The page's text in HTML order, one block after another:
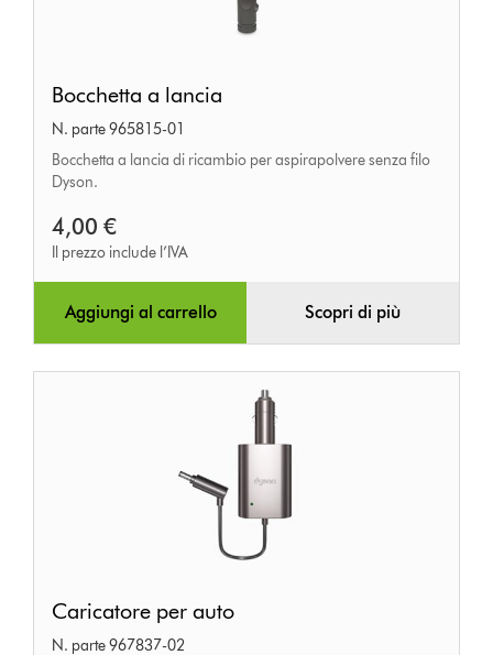
a
lancia
Bocchetta a lancia
N. parte 965815-01
Bocchetta a lancia di ricambio per aspirapolvere senza filo
Dyson.
4,00 €
Il prezzo include l’IVA
Aggiungi al carrello Scopri di più
per
Caricatore per auto
N. parte 967837-02